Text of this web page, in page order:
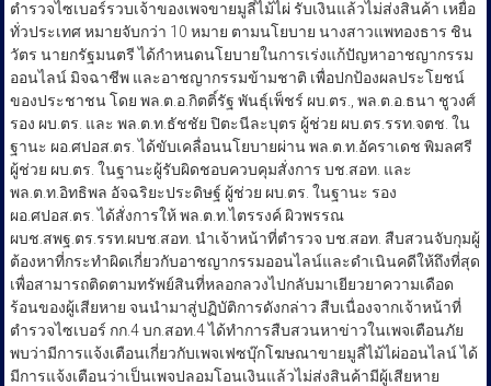
ตำรวจไซเบอร์รวบเจ้าของเพจขายมูลี่ไม้ไผ่ รับเงินแล้วไม่ส่งสินค้า เหยื่อ
ทั่วประเทศ หมายจับกว่า 10 หมาย ตามนโยบาย นางสาวแพทองธาร ชิน
วัตร นายกรัฐมนตรี ได้กำหนดนโยบายในการเร่งแก้ปัญหาอาชญากรรม
ออนไลน์ มิจฉาชีพ และอาชญากรรมข้ามชาติ เพื่อปกป้องผลประโยชน์
ของประชาชน โดย พล.ต.อ.กิตติ์รัฐ พันธุ์เพ็ชร์ ผบ.ตร., พล.ต.อ.ธนา ชูวงศ์
รอง ผบ.ตร. และ พล.ต.ท.ธัชชัย ปิตะนีละบุตร ผู้ช่วย ผบ.ตร.รรท.จตช. ใน
ฐานะ ผอ.ศปอส.ตร. ได้ขับเคลื่อนนโยบายผ่าน พล.ต.ท.อัคราเดช พิมลศรี
ผู้ช่วย ผบ.ตร. ในฐานะผู้รับผิดชอบควบคุมสั่งการ บช.สอท. และ
พล.ต.ท.อิทธิพล อัจฉริยะประดิษฐ์ ผู้ช่วย ผบ.ตร. ในฐานะ รอง
ผอ.ศปอส.ตร. ได้สั่งการให้ พล.ต.ท.ไตรรงค์ ผิวพรรณ
ผบช.สพฐ.ตร.รรท.ผบช.สอท. นำเจ้าหน้าที่ตำรวจ บช.สอท. สืบสวนจับกุมผู้
ต้องหาที่กระทำผิดเกี่ยวกับอาชญากรรมออนไลน์และดำเนินคดีให้ถึงที่สุด
เพื่อสามารถติดตามทรัพย์สินที่หลอกลวงไปกลับมาเยียวยาความเดือด
ร้อนของผู้เสียหาย จนนำมาสู่ปฏิบัติการดังกล่าว สืบเนื่องจากเจ้าหน้าที่
ตำรวจไซเบอร์ กก.4 บก.สอท.4 ได้ทำการสืบสวนหาข่าวในเพจเตือนภัย
พบว่ามีการแจ้งเตือนเกี่ยวกับเพจเฟซบุ๊กโฆษณาขายมูลี่ไม้ไผ่ออนไลน์ ได้
มีการแจ้งเตือนว่าเป็นเพจปลอมโอนเงินแล้วไม่ส่งสินค้ามีผู้เสียหาย